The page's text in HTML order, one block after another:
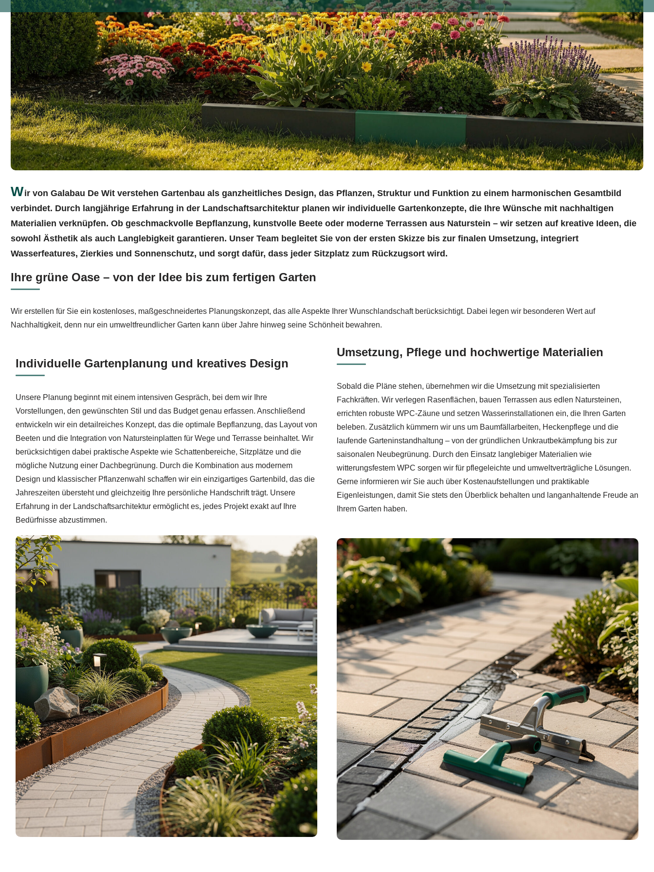
Wir von Galabau De Wit verstehen Gartenbau als ganzheitliches Design, das Pflanzen, Struktur und Funktion zu einem harmonischen Gesamtbild
verbindet. Durch langjährige Erfahrung in der Landschaftsarchitektur planen wir individuelle Gartenkonzepte, die Ihre Wünsche mit nachhaltigen
Materialien verknüpfen. Ob geschmackvolle Bepflanzung, kunstvolle Beete oder moderne Terrassen aus Naturstein – wir setzen auf kreative Ideen, die
sowohl Ästhetik als auch Langlebigkeit garantieren. Unser Team begleitet Sie von der ersten Skizze bis zur finalen Umsetzung, integriert
Wasserfeatures, Zierkies und Sonnenschutz, und sorgt dafür, dass jeder Sitzplatz zum Rückzugsort wird.
Ihre grüne Oase – von der Idee bis zum fertigen Garten
Wir erstellen für Sie ein kostenloses, maßgeschneidertes Planungskonzept, das alle Aspekte Ihrer Wunschlandschaft berücksichtigt. Dabei legen wir besonderen Wert auf
Nachhaltigkeit, denn nur ein umweltfreundlicher Garten kann über Jahre hinweg seine Schönheit bewahren.
Individuelle Gartenplanung und kreatives Design
Unsere Planung beginnt mit einem intensiven Gespräch, bei dem wir Ihre
Vorstellungen, den gewünschten Stil und das Budget genau erfassen. Anschließend
entwickeln wir ein detailreiches Konzept, das die optimale Bepflanzung, das Layout von
Beeten und die Integration von Natursteinplatten für Wege und Terrasse beinhaltet. Wir
berücksichtigen dabei praktische Aspekte wie Schattenbereiche, Sitzplätze und die
mögliche Nutzung einer Dachbegrünung. Durch die Kombination aus modernem
Design und klassischer Pflanzenwahl schaffen wir ein einzigartiges Gartenbild, das die
Jahreszeiten übersteht und gleichzeitig Ihre persönliche Handschrift trägt. Unsere
Erfahrung in der Landschaftsarchitektur ermöglicht es, jedes Projekt exakt auf Ihre
Bedürfnisse abzustimmen.
Umsetzung, Pflege und hochwertige Materialien
Sobald die Pläne stehen, übernehmen wir die Umsetzung mit spezialisierten
Fachkräften. Wir verlegen Rasenflächen, bauen Terrassen aus edlen Natursteinen,
errichten robuste WPC-Zäune und setzen Wasserinstallationen ein, die Ihren Garten
beleben. Zusätzlich kümmern wir uns um Baumfällarbeiten, Heckenpflege und die
laufende Garteninstandhaltung – von der gründlichen Unkrautbekämpfung bis zur
saisonalen Neubegrünung. Durch den Einsatz langlebiger Materialien wie
witterungsfestem WPC sorgen wir für pflegeleichte und umweltverträgliche Lösungen.
Gerne informieren wir Sie auch über Kostenaufstellungen und praktikable
Eigenleistungen, damit Sie stets den Überblick behalten und langanhaltende Freude an
Ihrem Garten haben.